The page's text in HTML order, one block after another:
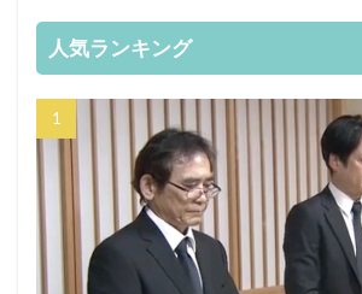
人気ランキング